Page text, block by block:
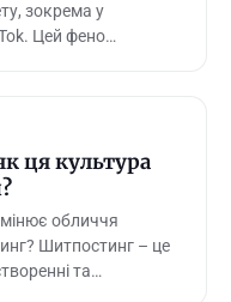
зокрема у
Цей фено…
ця культура
обличчя
Шитпостинг – це
та…